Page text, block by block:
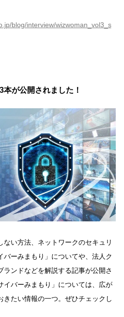
blog/interview/wizwoman_vol3_s
本が公開されました！
ない方法、ネットワークのセキュリ
バーみまもり」についてや、法人ク
ランドなどを解説する記事が公開さ
イバーみまもり」については、広が
きたい情報の一つ。ぜひチェックし